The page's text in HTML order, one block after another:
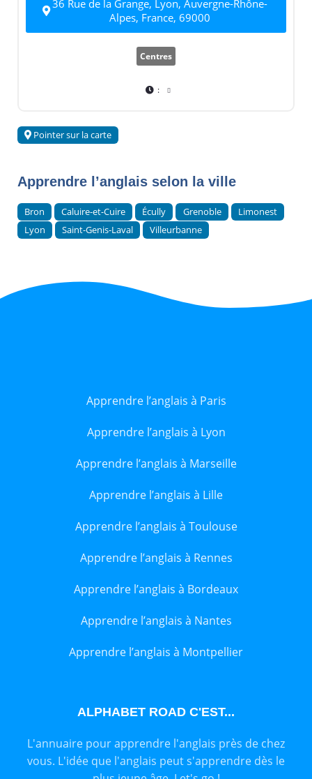
36 Rue de la Grange, Lyon, Auvergne-Rhône-
Alpes, France, 69000
Centres
:
Pointer sur la carte
Apprendre l’anglais selon la ville
Bron Caluire-et-Cuire Écully Grenoble
Limonest
Lyon
Saint-Genis-Laval Villeurbanne
Apprendre l’anglais à Paris
Apprendre l’anglais à Lyon
Apprendre l’anglais à Marseille
Apprendre l’anglais à Lille
Apprendre l’anglais à Toulouse
Apprendre l’anglais à Rennes
Apprendre l’anglais à Bordeaux
Apprendre l’anglais à Nantes
Apprendre l’anglais à Montpellier
ALPHABET ROAD C'EST...
L'annuaire pour apprendre l'anglais près de chez
vous. L'idée que l'anglais peut s'apprendre dès le